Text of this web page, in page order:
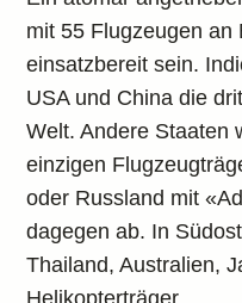
mit 55 Flugzeugen an
einsatzbereit sein.
USA und China die
Welt. Andere Staaten
einzigen
oder Russland mit
dagegen ab. In
Thailand, Australien,
Helikopterträger.